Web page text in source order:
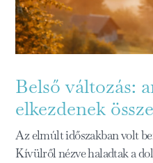
Belső változás:
elkezdenek
Az elmúlt időszakban volt
Kívülről nézve haladtak a